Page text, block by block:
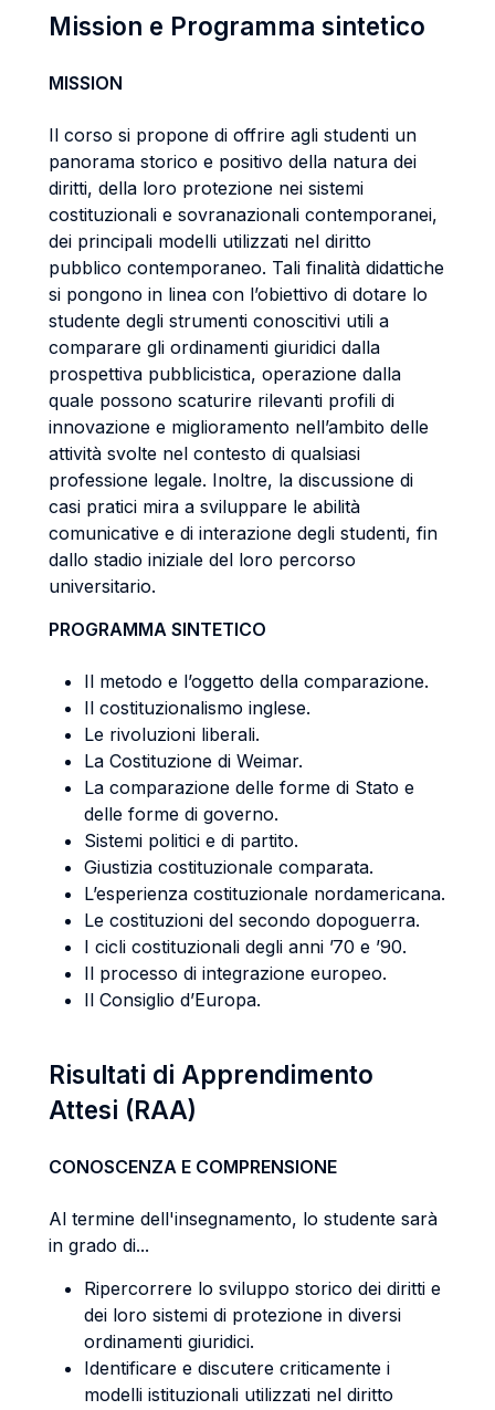
Mission e Programma sintetico
MISSION
Il corso si propone di offrire agli studenti un
panorama storico e positivo della natura dei
diritti, della loro protezione nei sistemi
costituzionali e sovranazionali contemporanei,
dei principali modelli utilizzati nel diritto
pubblico contemporaneo. Tali finalità didattiche
si pongono in linea con l’obiettivo di dotare lo
studente degli strumenti conoscitivi utili a
comparare gli ordinamenti giuridici dalla
prospettiva pubblicistica, operazione dalla
quale possono scaturire rilevanti profili di
innovazione e miglioramento nell’ambito delle
attività svolte nel contesto di qualsiasi
professione legale. Inoltre, la discussione di
casi pratici mira a sviluppare le abilità
comunicative e di interazione degli studenti, fin
dallo stadio iniziale del loro percorso
universitario.
PROGRAMMA SINTETICO
Il metodo e l’oggetto della comparazione.
Il costituzionalismo inglese.
Le rivoluzioni liberali.
La Costituzione di Weimar.
La comparazione delle forme di Stato e
delle forme di governo.
Sistemi politici e di partito.
Giustizia costituzionale comparata.
L’esperienza costituzionale nordamericana.
Le costituzioni del secondo dopoguerra.
I cicli costituzionali degli anni ’70 e ’90.
Il processo di integrazione europeo.
Il Consiglio d’Europa.
Risultati di Apprendimento
Attesi (RAA)
CONOSCENZA E COMPRENSIONE
Al termine dell'insegnamento, lo studente sarà
in grado di...
Ripercorrere lo sviluppo storico dei diritti e
dei loro sistemi di protezione in diversi
ordinamenti giuridici.
Identificare e discutere criticamente i
modelli istituzionali utilizzati nel diritto